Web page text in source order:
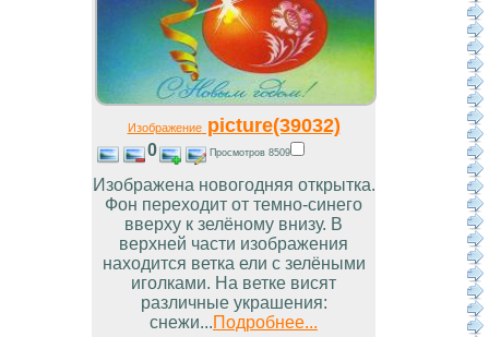
Изображениеpicture(39032)
0 Просмотров 8509
Изображена новогодняя открытка.
Фон переходит от темно-синего
вверху к зелёному внизу. В
верхней части изображения
находится ветка ели с зелёными
иголками. На ветке висят
различные украшения:
снежи...Подробнее...